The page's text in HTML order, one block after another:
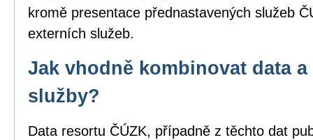
kromě presentace přednastavených služeb
externích služeb.
Jak vhodně kombinovat data
služby?
Data resortu ČÚZK, případně z těchto dat